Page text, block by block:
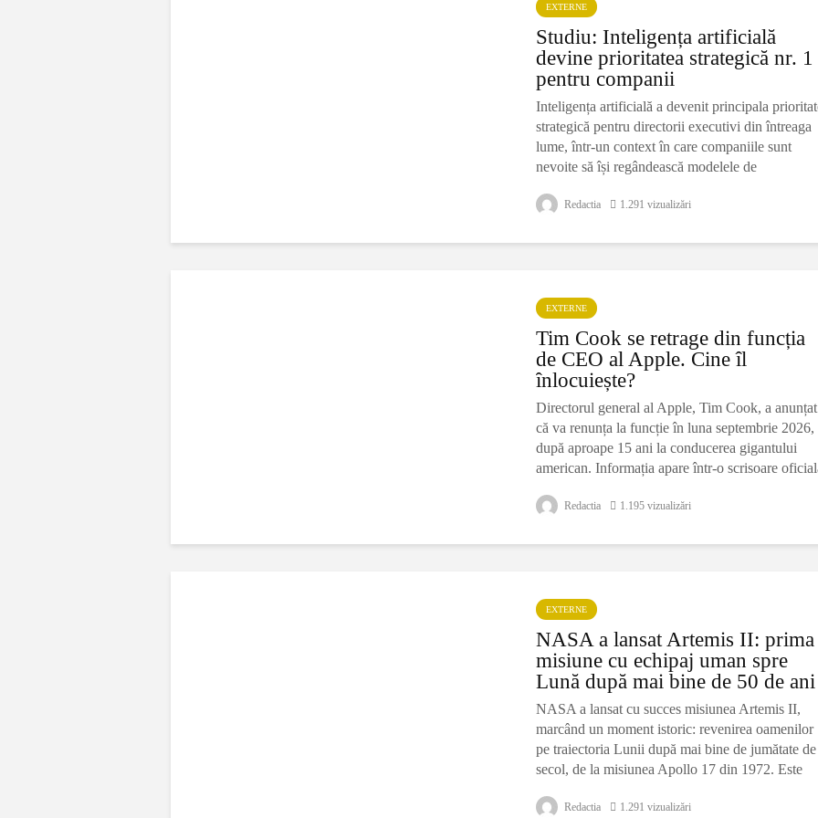
EXTERNE
Studiu: Inteligența artificială
devine prioritatea strategică nr. 1
pentru companii
Inteligența artificială a devenit principala
strategică pentru directorii executivi din întreaga
lume, într-un context în care companiile sunt
nevoite să își regândească modelele de
Redactia 1.291 vizualizări
EXTERNE
Tim Cook se retrage din funcția
de CEO al Apple. Cine îl
înlocuiește?
Directorul general al Apple, Tim Cook, a anunțat
că va renunța la funcție în luna septembrie 2026,
după aproape 15 ani la conducerea gigantului
american. Informația apare într-o scrisoare
Redactia 1.195 vizualizări
EXTERNE
NASA a lansat Artemis II: prima
misiune cu echipaj uman spre
Lună după mai bine de 50 de ani
NASA a lansat cu succes misiunea Artemis II,
marcând un moment istoric: revenirea oamenilor
pe traiectoria Lunii după mai bine de jumătate de
secol, de la misiunea Apollo 17 din 1972. Este
Redactia 1.291 vizualizări